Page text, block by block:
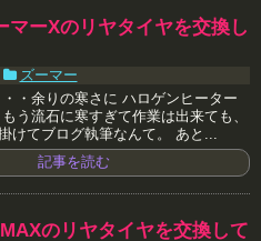
マーXのリヤタイヤを交換し
ズーマー
・余りの寒さに ハロゲンヒーター
う流石に寒すぎて作業は出来ても、
けてブログ執筆なんて。 あと...
記事を読む
MAXのリヤタイヤを交換して